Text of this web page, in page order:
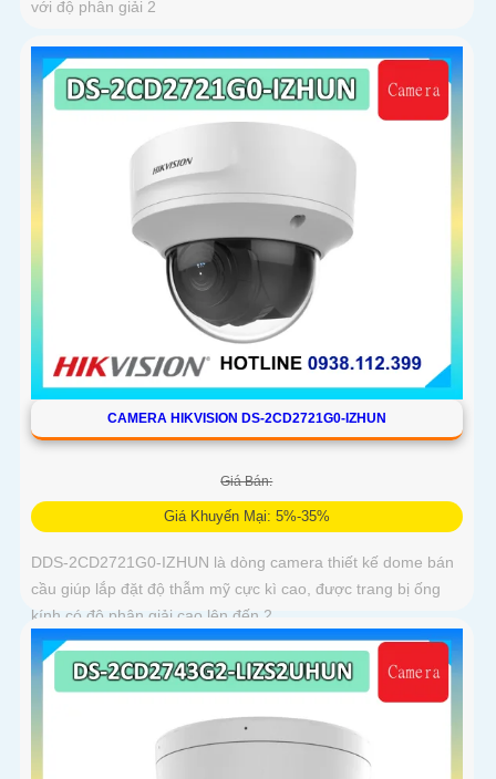
với độ phân giải 2
CAMERA HIKVISION DS-2CD2721G0-IZHUN
Giá Bán:
Giá Khuyến Mại: 5%-35%
DDS-2CD2721G0-IZHUN là dòng camera thiết kế dome bán
cầu giúp lắp đặt độ thẫm mỹ cực kì cao, được trang bị ống
kính có độ phân giải cao lên đến 2